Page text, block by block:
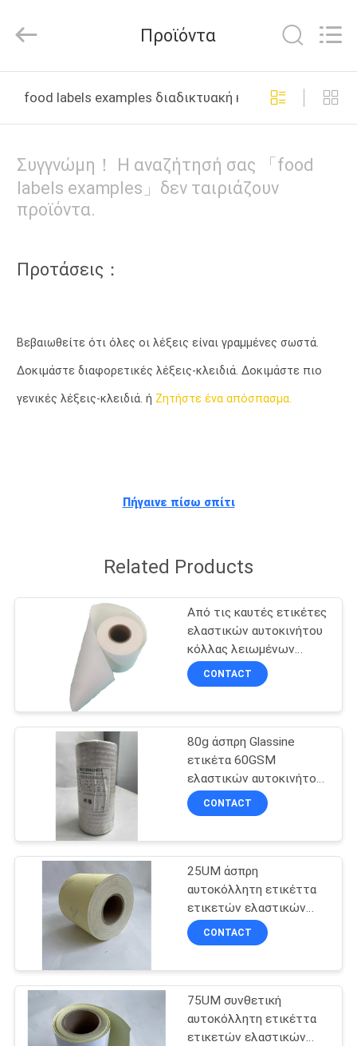
ΣΠΊΤΙ
ΠΕΡΊΠΟΥ
ΕΜΕΊΣ
ΓΎΡΟΣ
ΠΟΙΟΤΙΚΌΣ
ΈΛΕΓΧΟΣ
ΈΝΑ
ΑΠΌΣΠΑΣΜΑ
SITEMAP
PRIVACY
POLICY
Rights
by
Προϊόντα
food labels examples διαδικτυακή κατασκευή
Συγγνώμη！ Η αναζήτησή σας 「food
labels examples」δεν ταιριάζουν
προϊόντα.
Προτάσεις：
Βεβαιωθείτε ότι όλες οι λέξεις είναι γραμμένες σωστά.
Δοκιμάστε διαφορετικές λέξεις-κλειδιά. Δοκιμάστε πιο
γενικές λέξεις-κλειδιά. ή Ζητήστε ένα απόσπασμα.
Πήγαινε πίσω σπίτι
Related Products
Από τις καυτές ετικέτες
ελαστικών αυτοκινήτου
κόλλας λειωμένων
μετάλλων οδικών
οχημάτων με 25um η
CONTACT
80g άσπρη Glassine
ετικέτα 60GSM
ελαστικών αυτοκινήτου
σκαφών της γραμμής με
ντυμένη την αργίλιο
CONTACT
25UM άσπρη
αυτοκόλλητη ετικέττα
ετικετών ελαστικών
αυτοκινήτου της PET
για τα αυτοκίνητα από
CONTACT
75UM συνθετική
αυτοκόλλητη ετικέττα
ετικετών ελαστικών